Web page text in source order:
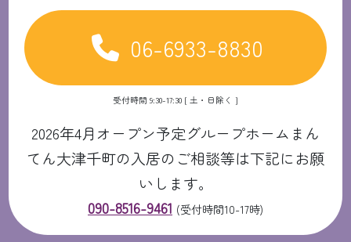
06-6933-8830
受付時間 9:30-17:30 [ 土・日除く ]
2026年4月オープン予定グループホームまん
てん大津千町の入居のご相談等は下記にお願
いします。
090-8516-9461 (受付時間10-17時)